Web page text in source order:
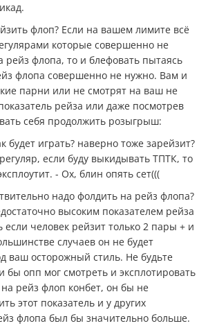
флоп? Если на вашем лимите всё
которые совершенно не
флопа, то и блефовать пытаясь
флопа совершенно не нужно. Вам и
парни или не смотрят на ваш не
рейза или даже посмотрев
себя продолжить розыгрыш:
будет играть? наверно тоже зарейзит?
если буду выкидывать ТПТК, то
- Ох, блин опять сет(((
надо фолдить на рейз флопа?
высоким показателем рейза
если человек рейзит только 2 пары + и
случаев он не будет
ваш осторожный стиль. Не будьте
бы опп мог смотреть и эксплотировать
рейз флоп конбет, он бы не
этот показатель и у других
флопа был бы значительно больше.